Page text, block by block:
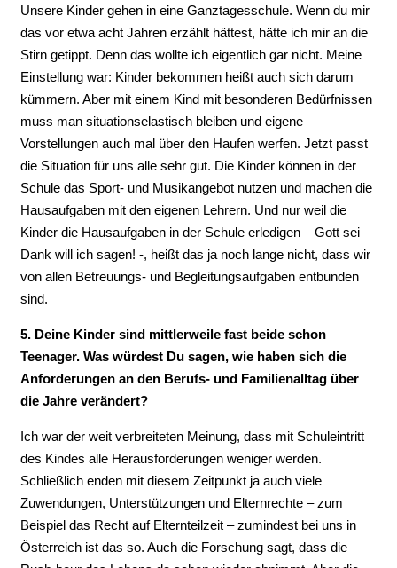
Unsere Kinder gehen in eine Ganztagesschule. Wenn du mir
das vor etwa acht Jahren erzählt hättest, hätte ich mir an die
Stirn getippt. Denn das wollte ich eigentlich gar nicht. Meine
Einstellung war: Kinder bekommen heißt auch sich darum
kümmern. Aber mit einem Kind mit besonderen Bedürfnissen
muss man situationselastisch bleiben und eigene
Vorstellungen auch mal über den Haufen werfen. Jetzt passt
die Situation für uns alle sehr gut. Die Kinder können in der
Schule das Sport- und Musikangebot nutzen und machen die
Hausaufgaben mit den eigenen Lehrern. Und nur weil die
Kinder die Hausaufgaben in der Schule erledigen – Gott sei
Dank will ich sagen! -, heißt das ja noch lange nicht, dass wir
von allen Betreuungs- und Begleitungsaufgaben entbunden
sind.
5. Deine Kinder sind mittlerweile fast beide schon
Teenager. Was würdest Du sagen, wie haben sich die
Anforderungen an den Berufs- und Familienalltag über
die Jahre verändert?
Ich war der weit verbreiteten Meinung, dass mit Schuleintritt
des Kindes alle Herausforderungen weniger werden.
Schließlich enden mit diesem Zeitpunkt ja auch viele
Zuwendungen, Unterstützungen und Elternrechte – zum
Beispiel das Recht auf Elternteilzeit – zumindest bei uns in
Österreich ist das so. Auch die Forschung sagt, dass die